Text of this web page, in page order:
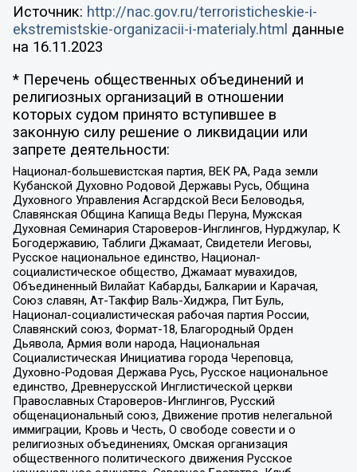
Источник: http://nac.gov.ru/terroristicheskie-i-
ekstremistskie-organizacii-i-materialy.html данные
на 16.11.2023
* Перечень общественных объединений и
религиозных организаций в отношении
которых судом принято вступившее в
законную силу решение о ликвидации или
запрете деятельности:
Национал-большевистская партия, ВЕК РА, Рада земли
Кубанской Духовно Родовой Державы Русь, Община
Духовного Управления Асгардской Веси Беловодья,
Славянская Община Капища Веды Перуна, Мужская
Духовная Семинария Староверов-Инглингов, Нурджулар, К
Богодержавию, Таблиги Джамаат, Свидетели Иеговы,
Русское национальное единство, Национал-
социалистическое общество, Джамаат мувахидов,
Объединенный Вилайат Кабарды, Балкарии и Карачая,
Союз славян, Ат-Такфир Валь-Хиджра, Пит Буль,
Национал-социалистическая рабочая партия России,
Славянский союз, Формат-18, Благородный Орден
Дьявола, Армия воли народа, Национальная
Социалистическая Инициатива города Череповца,
Духовно-Родовая Держава Русь, Русское национальное
единство, Древнерусской Инглистической церкви
Православных Староверов-Инглингов, Русский
общенациональный союз, Движение против нелегальной
иммиграции, Кровь и Честь, О свободе совести и о
религиозных объединениях, Омская организация
общественного политического движения Русское